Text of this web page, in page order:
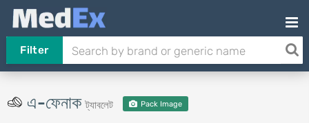
Filter
এ-ফেনাকট্যাবলেট Pack Image